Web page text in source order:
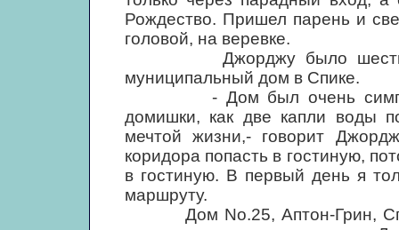
Рождество. Пришел парень и
головой, на веревке.
Джорджу было шесть,
муниципальный дом в Спике.
- Дом был очень
домишки, как две капли воды
мечтой жизни,- говорит
коридора попасть в гостиную,
в гостиную. В первый день я
маршруту.
Дом No.25, Аптон-Грин,